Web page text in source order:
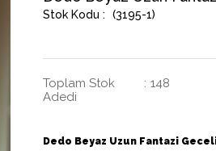
(3195-1)
Toplam Stok
Adedi
: 148
Dedo Beyaz Uzun Fantazi